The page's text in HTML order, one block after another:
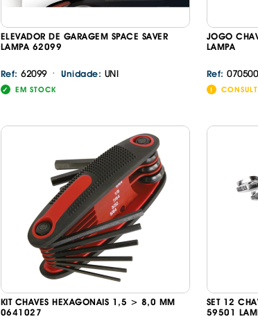
ELEVADOR DE GARAGEM SPACE SAVER
LAMPA 62099
Ref: 62099 · Unidade: UNI
EM STOCK
JOGO
LAMPA
Ref:
KIT CHAVES HEXAGONAIS 1,5 > 8,0 MM
0641027
SET 12
59501